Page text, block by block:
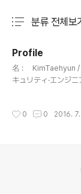
분류 전체보
Profile
名 : KimTaehyun /
キュリティ·エンジニ
0 0 2016.